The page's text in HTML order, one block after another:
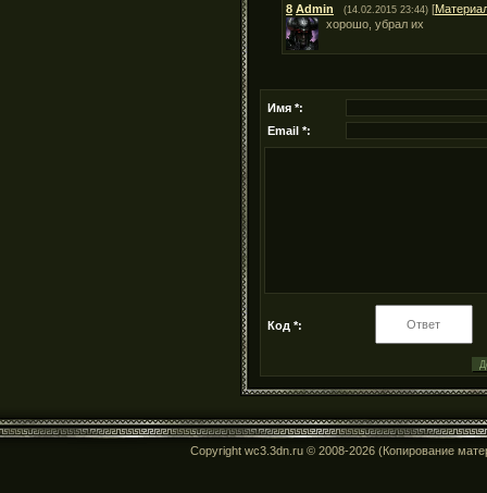
8 Admin (14.02.2015 23:44) [
хорошо, убрал их
Имя *:
Email *:
Код *:
Copyright wc3.3dn.ru © 2008-2026 (Копирование